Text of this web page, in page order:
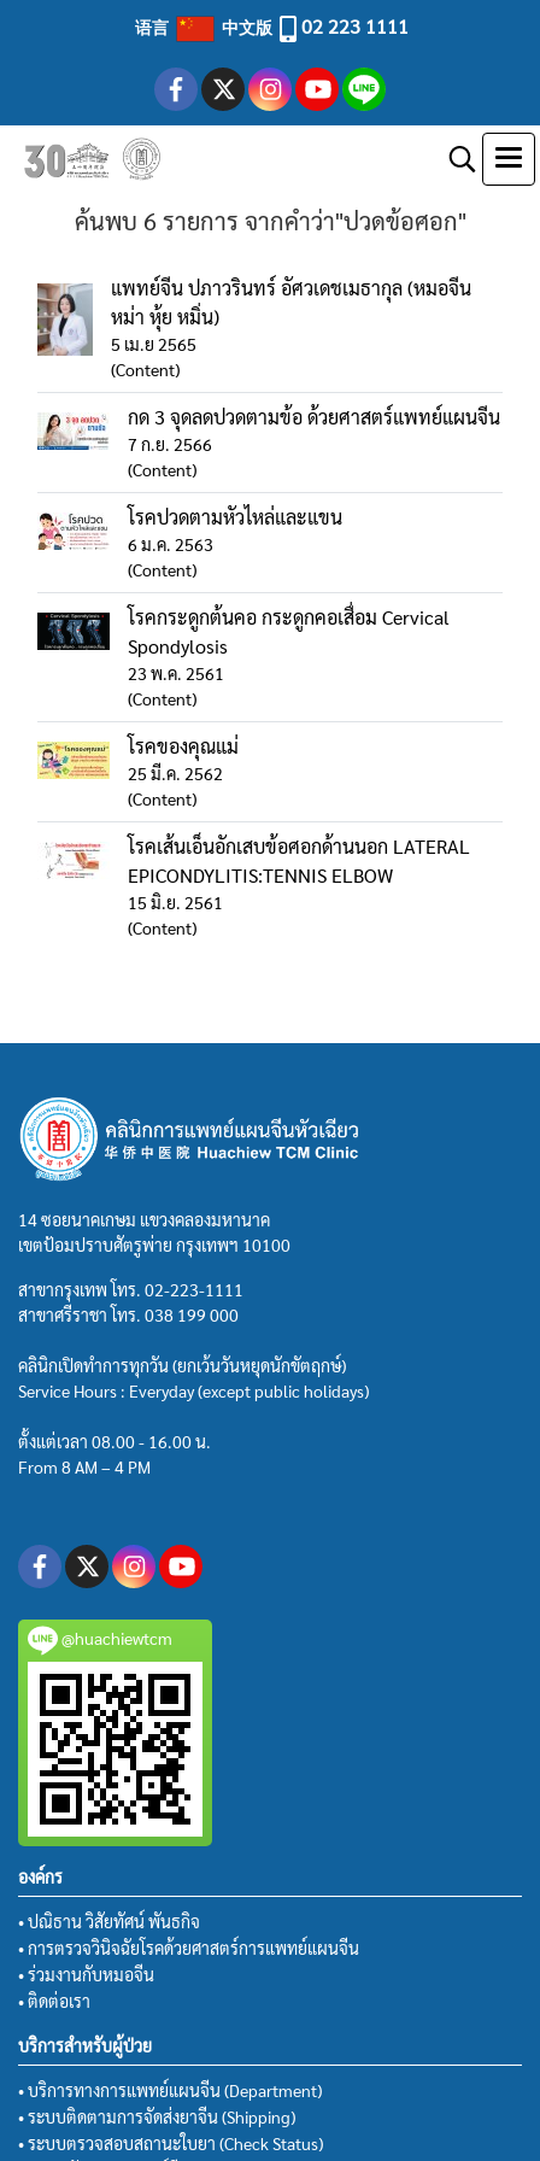
语言 中文版 02 223 1111
ค้นพบ 6 รายการ จากคำว่า"ปวดข้อศอก"
แพทย์จีน ปภาวรินทร์ อัศวเดชเมธากุล (หมอจีน
หม่า หุ้ย หมิ่น)
5 เม.ย 2565
(Content)
กด 3 จุดลดปวดตามข้อ ด้วยศาสตร์แพทย์แผนจีน
7 ก.ย. 2566
(Content)
โรคปวดตามหัวไหล่และแขน
6 ม.ค. 2563
(Content)
โรคกระดูกต้นคอ กระดูกคอเสื่อม Cervical
Spondylosis
23 พ.ค. 2561
(Content)
โรคของคุณแม่
25 มี.ค. 2562
(Content)
โรคเส้นเอ็นอักเสบข้อศอกด้านนอก LATERAL
EPICONDYLITIS:TENNIS ELBOW
15 มิ.ย. 2561
(Content)
14 ซอยนาคเกษม แขวงคลองมหานาค
เขตป้อมปราบศัตรูพ่าย กรุงเทพฯ 10100
สาขากรุงเทพ โทร. 02-223-1111
สาขาศรีราชา โทร. 038 199 000
คลินิกเปิดทำการทุกวัน (ยกเว้นวันหยุดนักขัตฤกษ์)
Service Hours : Everyday (except public holidays)
ตั้งแต่เวลา 08.00 - 16.00 น.
From 8 AM – 4 PM
@huachiewtcm
องค์กร
• ปณิธาน วิสัยทัศน์ พันธกิจ
• การตรวจวินิจฉัยโรคด้วยศาสตร์การแพทย์แผนจีน
• ร่วมงานกับหมอจีน
• ติดต่อเรา
บริการสำหรับผู้ป่วย
• บริการทางการแพทย์แผนจีน (Department)
• ระบบติดตามการจัดส่งยาจีน (Shipping)
• ระบบตรวจสอบสถานะใบยา (Check Status)